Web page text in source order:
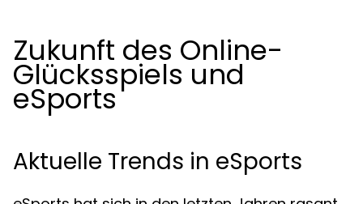
Zukunft des Online-
Glücksspiels und
eSports
Aktuelle Trends in eSports